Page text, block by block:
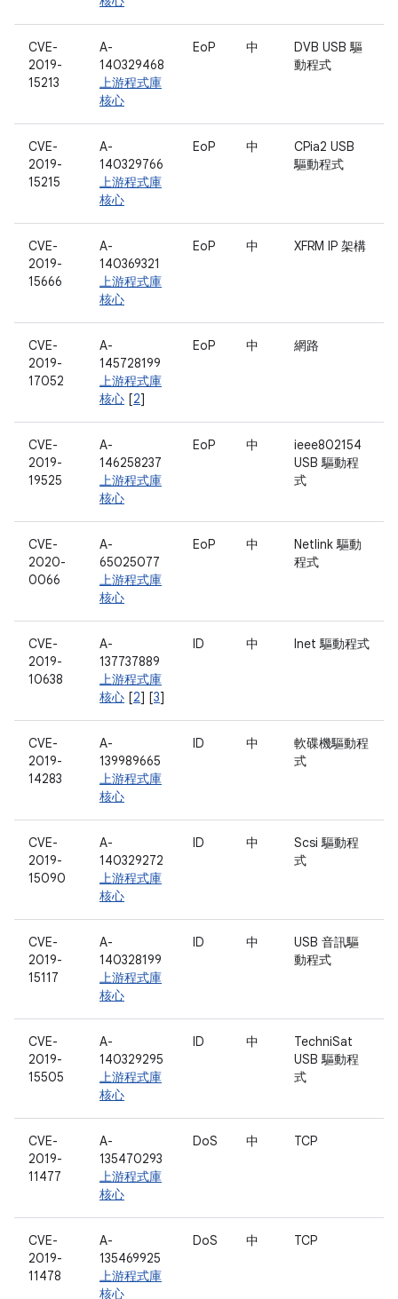
CVE-
2019-
15213
A-
140329468
上游程式庫
核心
EoP 中
DVB USB 驅
動程式
CVE-
2019-
15215
A-
140329766
上游程式庫
核心
EoP 中
CPia2 USB
驅動程式
CVE-
2019-
15666
A-
140369321
上游程式庫
核心
EoP 中 XFRM IP 架構
CVE-
2019-
17052
A-
145728199
上游程式庫
核心 [2]
EoP 中 網路
CVE-
2019-
19525
A-
146258237
上游程式庫
核心
EoP 中
ieee802154
USB 驅動程
式
CVE-
2020-
0066
A-
65025077
上游程式庫
核心
EoP 中
Netlink 驅動
程式
CVE-
2019-
10638
A-
137737889
上游程式庫
核心 [2] [3]
ID 中 Inet 驅動程式
CVE-
2019-
14283
A-
139989665
上游程式庫
核心
ID 中
軟碟機驅動程
式
CVE-
2019-
15090
A-
140329272
上游程式庫
核心
ID 中
Scsi 驅動程
式
CVE-
2019-
15117
A-
140328199
上游程式庫
核心
ID 中
USB 音訊驅
動程式
CVE-
2019-
15505
A-
140329295
上游程式庫
核心
ID 中
TechniSat
USB 驅動程
式
CVE-
2019-
11477
A-
135470293
上游程式庫
核心
DoS 中 TCP
CVE-
2019-
11478
A-
135469925
上游程式庫
核心
DoS 中 TCP